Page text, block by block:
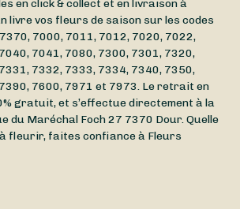
en click & collect et en livraison à
livre vos fleurs de saison sur les codes
7000, 7011, 7012, 7020, 7022,
7041, 7080, 7300, 7301, 7320,
7332, 7333, 7334, 7340, 7350,
7600, 7971 et 7973. Le retrait en
gratuit, et s’effectue directement à la
du Maréchal Foch 27 7370 Dour. Quelle
fleurir, faites confiance à Fleurs